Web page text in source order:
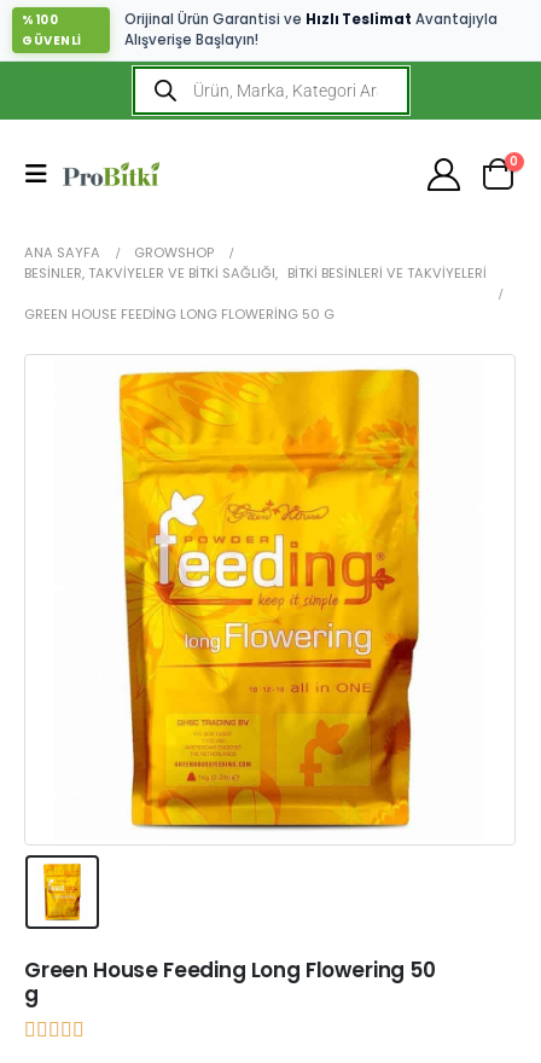
%100
GÜVENLİ
Orijinal Ürün Garantisi ve Hızlı Teslimat Avantajıyla
Alışverişe Başlayın!
0
ANA SAYFA
GROWSHOP
BESINLER, TAKVIYELER VE BITKI SAĞLIĞI, BITKI BESINLERI VE TAKVIYELERI
GREEN HOUSE FEEDING LONG FLOWERING 50 G
Green House Feeding Long Flowering 50
g